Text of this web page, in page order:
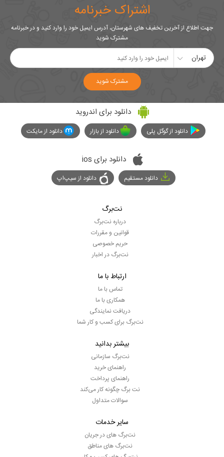
اشتراک خبرنامه
جهت اطلاع از آخرین تخفیف های شهرستان، آدرس ایمیل خود را وارد کنید و در خبرنامه
مشترک شوید
تهران
مشترک شوید
دانلود برای اندروید
دانلود از گوگل پلی دانلود از بازار دانلود از مایکت
دانلود برای ios
دانلود مستقیم دانلود از سیپ‌اپ
نت‌برگ
درباره نت‌برگ
قوانین و مقررات
حریم خصوصی
نت‌برگ در اخبار
ارتباط با ما
تماس با ما
همکاری با ما
دریافت نمایندگی
نت‌برگ برای کسب و کار شما
بیشتر بدانید
نت‌برگ سازمانی
راهنمای خرید
راهنمای پرداخت
نت برگ چگونه کار می‌کند
سوالات متداول
سایر خدمات
نت‌برگ های در جریان
نت‌برگ های مناطق